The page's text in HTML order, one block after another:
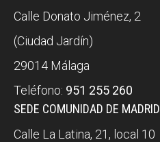
Calle Donato Jiménez, 2
(Ciudad Jardín)
29014 Málaga
Teléfono: 951 255 260
SEDE COMUNIDAD DE MADRID
Calle La Latina, 21, local 10